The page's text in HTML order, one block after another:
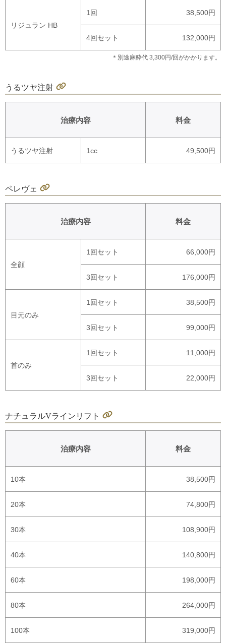
リジュラン HB
1回 38,500円
4回セット 132,000円
＊別途麻酔代 3,300円/回がかかります。
うるツヤ注射
治療内容 料金
うるツヤ注射 1cc 49,500円
ペレヴェ
治療内容 料金
全顔
1回セット 66,000円
3回セット 176,000円
目元のみ
1回セット 38,500円
3回セット 99,000円
首のみ
1回セット 11,000円
3回セット 22,000円
ナチュラルVラインリフト
治療内容 料金
10本 38,500円
20本 74,800円
30本 108,900円
40本 140,800円
60本 198,000円
80本 264,000円
100本 319,000円